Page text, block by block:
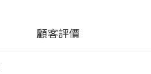
顧客評價